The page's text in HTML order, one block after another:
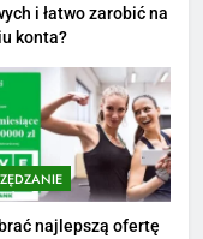
poznaj
męskiego
szkolny:
i łatwo zarobić na
konta?
najlepszą ofertę